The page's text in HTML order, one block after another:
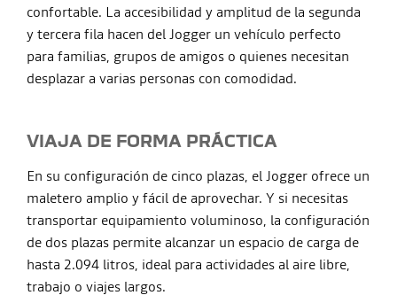
confortable. La accesibilidad y amplitud de la segunda
y tercera fila hacen del Jogger un vehículo perfecto
para familias, grupos de amigos o quienes necesitan
desplazar a varias personas con comodidad.
VIAJA DE FORMA PRÁCTICA
En su configuración de cinco plazas, el Jogger ofrece un
maletero amplio y fácil de aprovechar. Y si necesitas
transportar equipamiento voluminoso, la configuración
de dos plazas permite alcanzar un espacio de carga de
hasta 2.094 litros, ideal para actividades al aire libre,
trabajo o viajes largos.